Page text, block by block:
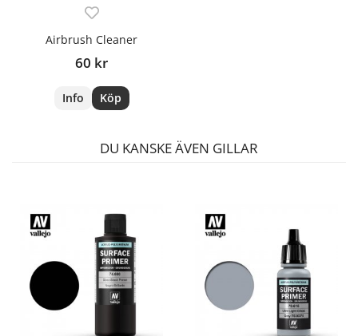
Airbrush Cleaner
60 kr
Info Köp
DU KANSKE ÄVEN GILLAR